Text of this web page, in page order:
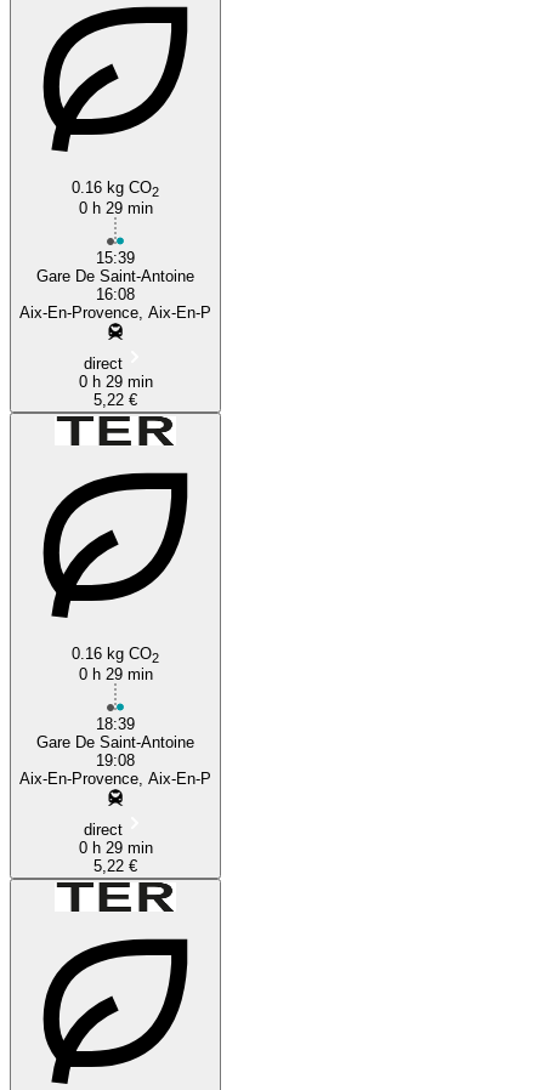
0.16 kg CO2
0 h 29 min
15:39
Gare De Saint-Antoine
16:08
Aix-En-Provence, Aix-En-P
direct
0 h 29 min
5,22 €
0.16 kg CO2
0 h 29 min
18:39
Gare De Saint-Antoine
19:08
Aix-En-Provence, Aix-En-P
direct
0 h 29 min
5,22 €